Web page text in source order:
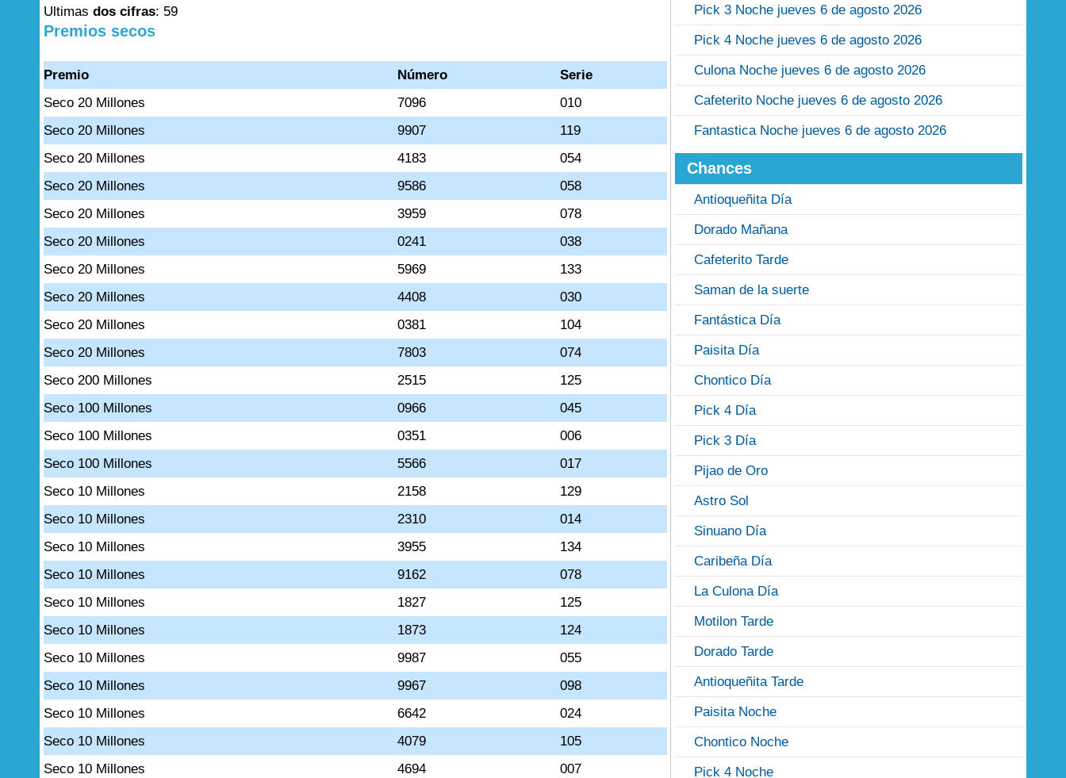
Ultimas dos cifras: 59
Premios secos
Premio Número
Serie
Seco 20 Millones
7096
010
Seco 20 Millones
9907
119
Seco 20 Millones
4183
054
Seco 20 Millones
9586
058
Seco 20 Millones
3959
078
Seco 20 Millones
0241
038
Seco 20 Millones
5969
133
Seco 20 Millones
4408
030
Seco 20 Millones
0381
104
Seco 20 Millones
7803
074
Seco 200 Millones
2515
125
Seco 100 Millones
0966
045
Seco 100 Millones
0351
006
Seco 100 Millones
5566
017
Seco 10 Millones
2158
129
Seco 10 Millones
2310
014
Seco 10 Millones
3955
134
Seco 10 Millones
9162
078
Seco 10 Millones
1827
125
Seco 10 Millones
1873
124
Seco 10 Millones
9987
055
Seco 10 Millones
9967
098
Seco 10 Millones
6642
024
Seco 10 Millones
4079
105
Seco 10 Millones
4694
007
Pick 3 Noche jueves 6 de agosto 2026
Pick 4 Noche jueves 6 de agosto 2026
Culona Noche jueves 6 de agosto 2026
Cafeterito Noche jueves 6 de agosto 2026
Fantastica Noche jueves 6 de agosto 2026
Chances
Antioqueñita Día
Dorado Mañana
Cafeterito Tarde
Saman de la suerte
Fantástica Día
Paisita Día
Chontico Día
Pick 4 Día
Pick 3 Día
Pijao de Oro
Astro Sol
Sinuano Día
Caribeña Día
La Culona Día
Motilon Tarde
Dorado Tarde
Antioqueñita Tarde
Paisita Noche
Chontico Noche
Pick 4 Noche